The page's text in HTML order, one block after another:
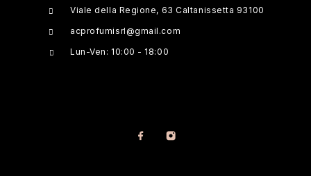
Viale della Regione, 63 Caltanissetta 93100
acprofumisrl@gmail.com
Lun-Ven: 10:00 - 18:00